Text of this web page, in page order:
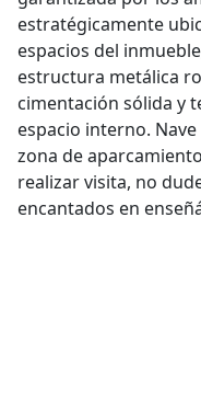
estratégicamente
espacios del
estructura metálica
cimentación sólida y
espacio interno.
zona de
realizar visita, no
encantados en